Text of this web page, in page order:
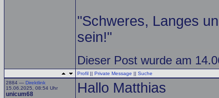
"Schweres, Langes
sein!"
Dieser Post wurde am
Profil || Private Message || Suche
2884 — Direktlink
15.06.2025, 08:54 Uhr
unicum68 Hallo Matthias